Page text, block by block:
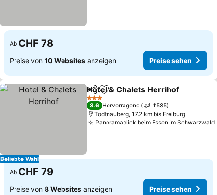
Ab CHF 78
Preise von 10 Websites anzeigen Preise sehen
Beliebte Wahl
TeilenZu Favoriten hinzufügen
Hotel & Chalets Herrihof
3 Sterne
8.6 Hervorragend
1’585
Todtnauberg, 17.2 km bis Freiburg
Panoramablick beim Essen im Schwarzwald
Ab CHF 79
Preise von 8 Websites anzeigen Preise sehen